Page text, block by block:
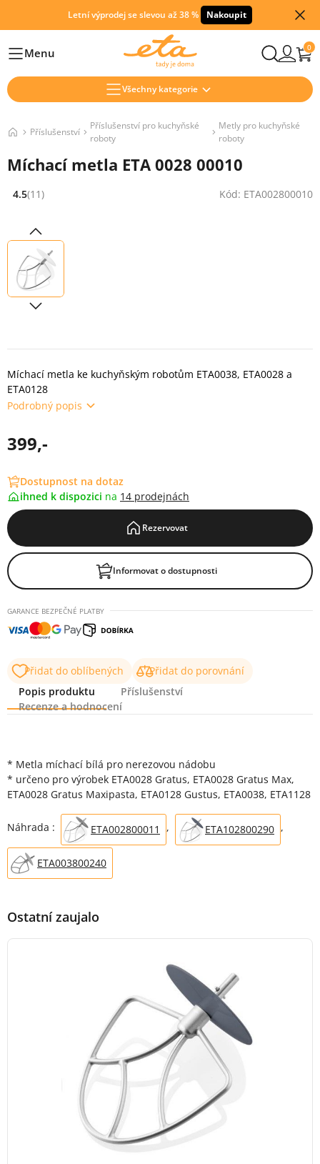
Letní výprodej se slevou až 38 % Nakoupit
HlavníMenu 0
Všechny kategorie
Příslušenství
Příslušenství pro kuchyňské
roboty
Metly pro kuchyňské
roboty
Míchací metla ETA 0028 00010
Hodnocení: 4.5 z 5 (11 recenzí)
4.5(11) Kód: ETA002800010
Míchací metla ke kuchyňským robotům ETA0038, ETA0028 a
ETA0128
Podrobný popis
399,-
Dostupnost na dotaz
ihned k dispozici na 14 prodejnách
Rezervovat
Informovat o dostupnosti
GARANCE BEZPEČNÉ PLATBY
Přidat do oblíbených
Přidat do porovnání
Popis produktu
Příslušenství
Recenze a hodnocení
* Metla míchací bílá pro nerezovou nádobu
* určeno pro výrobek ETA0028 Gratus, ETA0028 Gratus Max,
ETA0028 Gratus Maxipasta, ETA0128 Gustus, ETA0038, ETA1128
Náhrada : ETA002800011 , ETA102800290 ,
ETA003800240
Ostatní zaujalo